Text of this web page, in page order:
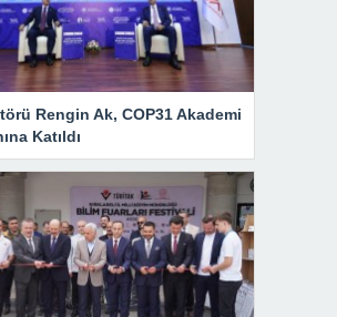
Rengin Ak, COP31 Akademi
Katıldı